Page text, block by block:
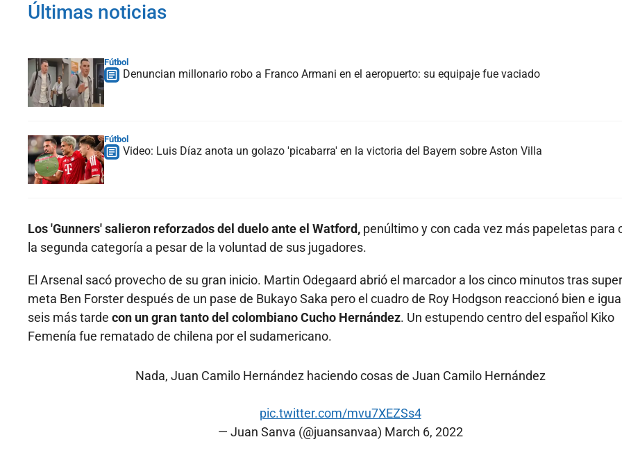
Últimas noticias
Fútbol
Denuncian millonario robo a Franco Armani en el aeropuerto: su equipaje fue vaciado
Fútbol
Video: Luis Díaz anota un golazo 'picabarra' en la victoria del Bayern sobre Aston Villa
Los 'Gunners' salieron reforzados del duelo ante el Watford, penúltimo y con cada vez más papeletas para
la segunda categoría a pesar de la voluntad de sus jugadores.
El Arsenal sacó provecho de su gran inicio. Martin Odegaard abrió el marcador a los cinco minutos tras
meta Ben Forster después de un pase de Bukayo Saka pero el cuadro de Roy Hodgson reaccionó bien e
seis más tarde con un gran tanto del colombiano Cucho Hernández. Un estupendo centro del español Kiko
Femenía fue rematado de chilena por el sudamericano.
Nada, Juan Camilo Hernández haciendo cosas de Juan Camilo Hernández
pic.twitter.com/mvu7XEZSs4
— Juan Sanva (@juansanvaa) March 6, 2022